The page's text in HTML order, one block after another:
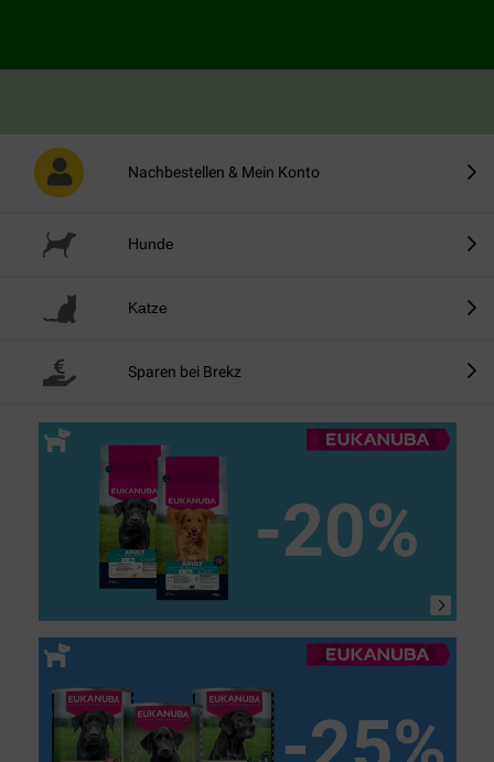
Nachbestellen & Mein Konto
Hunde
Katze
Sparen bei Brekz